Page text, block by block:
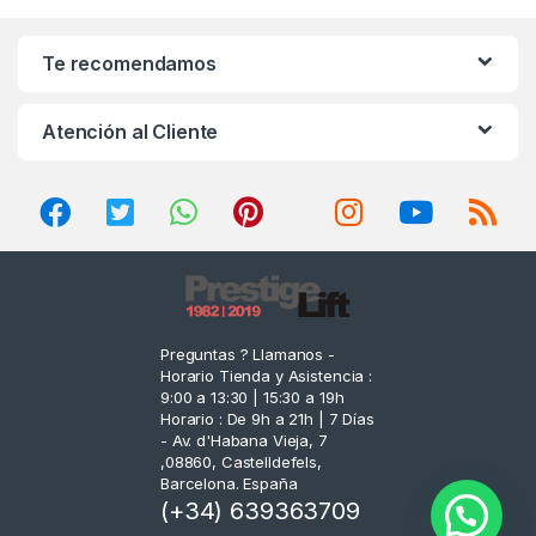
a
Te recomendamos
Atención al Cliente
Preguntas ? Llamanos -
Horario Tienda y Asistencia :
9:00 a 13:30 | 15:30 a 19h
Horario : De 9h a 21h | 7 Días
- Av. d'Habana Vieja, 7
,08860, Castelldefels,
Barcelona. España
(+34) 639363709